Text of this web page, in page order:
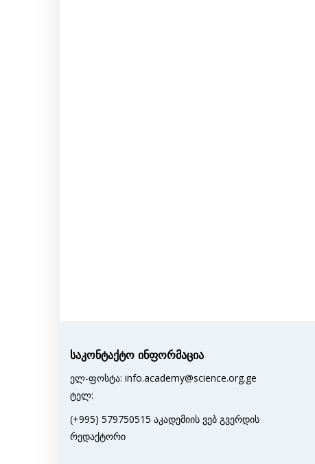
საკონტაქტო ინფორმაცია
ელ-ფოსტა: info.academy@science.org.ge
ტელ:
(+995) 579750515 აკადემიის ვებ გვერდის
რედაქტორი